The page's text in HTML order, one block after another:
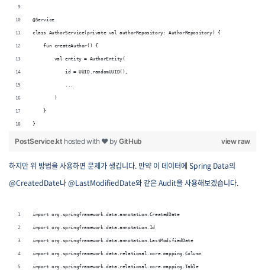
@Service
class AuthorService(private val authorRepository: AuthorRepository) {
    fun createAuthor() {
        val entity = AuthorEntity(
            id = UUID.randomUUID(),
        )
    }
}
view raw
PostService.kt hosted with ❤ byGitHub
하지만 위 방법을 사용하면 문제가 생깁니다. 만약 이 데이터에 Spring Data의
@CreatedDate나 @LastModifiedDate와 같은 Audit을 사용해보겠습니다.
import org.springframework.data.annotation.CreatedDate
import org.springframework.data.annotation.Id
import org.springframework.data.annotation.LastModifiedDate
import org.springframework.data.relational.core.mapping.Column
import org.springframework.data.relational.core.mapping.Table